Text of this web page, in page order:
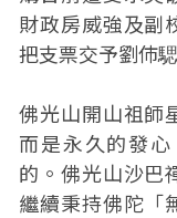
財政房威強及副
把支票交予劉伂
佛光山開山祖師
而是永久的發
的。佛光山沙巴
繼續秉持佛陀「